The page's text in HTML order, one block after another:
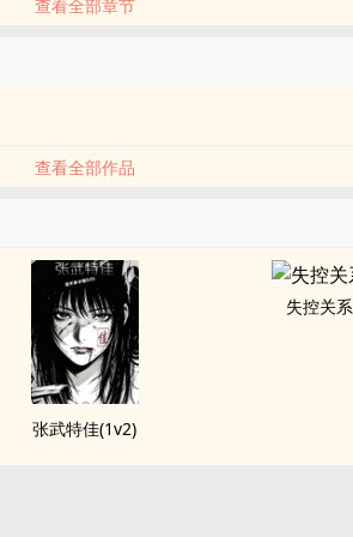
查看全部章节
查看全部作品
张武特佳(1v2)
失控关系